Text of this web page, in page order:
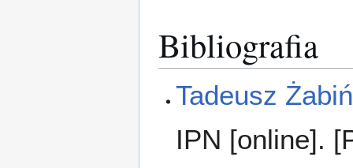
Bibliografia
Tadeusz
IPN [online].